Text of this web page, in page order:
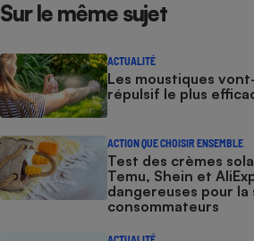
Sur le même sujet
ACTUALITÉ
Les moustiques
répulsif le plus
ACTION QUE CHOISIR ENSEMBLE
Test des crèmes
Temu, Shein et
dangereuses pour la
consommateurs